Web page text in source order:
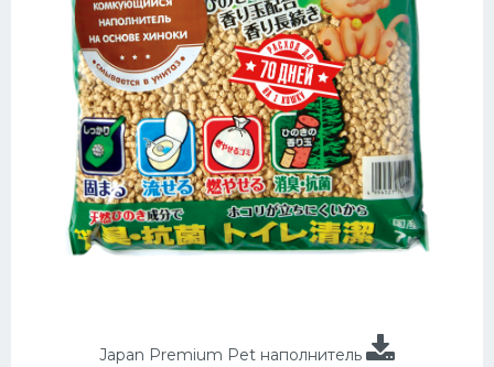
Japan Premium Pet наполнитель